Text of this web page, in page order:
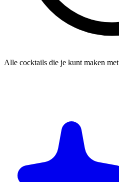
Alle cocktails die je kunt maken met